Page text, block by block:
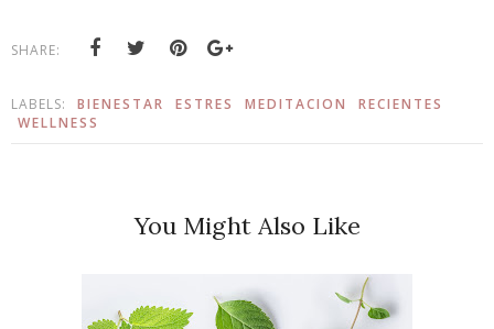
SHARE:
LABELS: BIENESTAR ESTRES MEDITACION
RECIENTES
WELLNESS
You Might Also Like